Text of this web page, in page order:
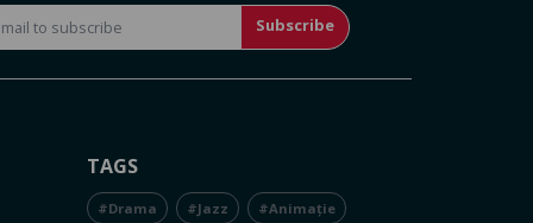
Subscribe
TAGS
#Drama #Jazz #Animație